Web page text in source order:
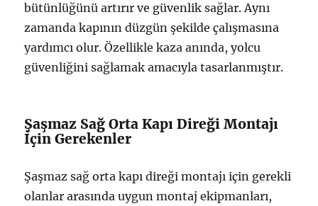
bütünlüğünü artırır ve güvenlik sağlar. Aynı
zamanda kapının düzgün şekilde çalışmasına
yardımcı olur. Özellikle kaza anında, yolcu
güvenliğini sağlamak amacıyla tasarlanmıştır.
Şaşmaz Sağ Orta Kapı Direği Montajı
İçin Gerekenler
Şaşmaz sağ orta kapı direği montajı için gerekli
olanlar arasında uygun montaj ekipmanları,